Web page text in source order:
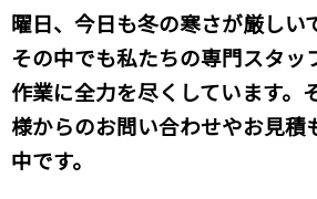
曜日、今日も冬の寒さが厳しい
その中でも私たちの専門スタッ
作業に全力を尽くしています。
様からのお問い合わせやお見積
中です。